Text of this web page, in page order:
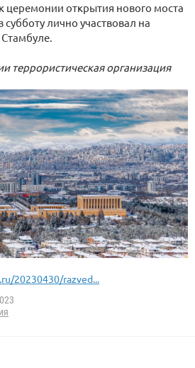
церемонии открытия нового моста
субботу лично участвовал на
террористическая организация
20230430/razved...